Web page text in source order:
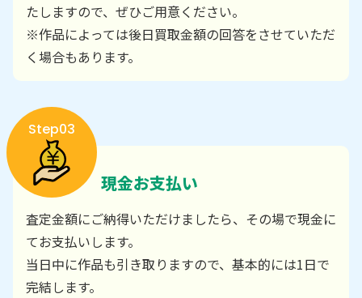
たしますので、ぜひご用意ください。
※作品によっては後日買取金額の回答をさせていただ
く場合もあります。
Step03
現金お支払い
査定金額にご納得いただけましたら、その場で現金に
てお支払いします。
当日中に作品も引き取りますので、基本的には1日で
完結します。